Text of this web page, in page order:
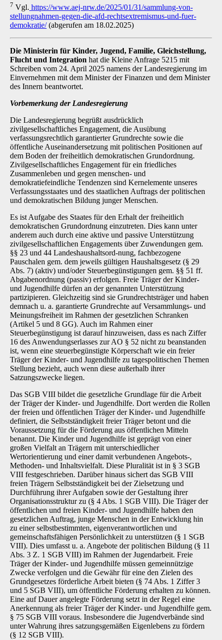
7 Vgl. https://www.aej-nrw.de/2025/01/31/sammlung-von-
stellungnahmen-gegen-die-afd-rechtsextremismus-und-fuer-
demokratie/(abgerufen am 18.02.2025)
Die Ministerin für Kinder, Jugend, Familie, Gleichstellung,
Flucht und Integration hat die Kleine Anfrage 5215 mit
Schreiben vom 24. April 2025 namens der Landesregierung im
Ein­vernehmen mit dem Minister der Finanzen und dem Minister
des Innern beantwortet.
Vorbemerkung der Landesregierung
Die Landesregierung begrüßt ausdrücklich
zivilgesellschaftliches Engagement, die Ausübung
verfassungsrechtlich garantierter Grundrechte sowie die
öffentliche Auseinandersetzung mit politischen Positionen auf
dem Boden der freiheitlich demokratischen Grundordnung.
Zivilge­sellschaftliches Engagement für ein friedliches
Zusammenleben und gegen menschen- und
demokratiefeindliche Tendenzen sind Kernelemente unseres
Verfassungsstaates und des staatlichen Auftrags der politischen
und demokratischen Bildung junger Menschen.
Es ist Aufgabe des Staates für den Erhalt der freiheitlich
demokratischen Grundordnung ein­zutreten. Dies kann unter
anderem auch durch eine aktive und passive Unterstützung
zivilge­sellschaftlichen Engagements über Zuwendungen gem.
§§ 23 und 44 Landeshaushaltsord-nung, fachbezogene
Pauschalen gem. dem jeweils gültigen Haushaltsgesetz (§ 29
Abs. 7) (aktiv) und/oder Steuerbegünstigungen gem. §§ 51 ff.
Abgabenordnung (passiv) erfolgen. Freie Träger der Kinder-
und Jugendhilfe dürfen an der genannten Unterstützung
partizipieren. Gleichzeitig sind sie Grundrechtsträger und haben
demnach u. a. garantierte Grundrechte auf Versammlungs- und
Meinungsfreiheit im Rahmen der gesetzlichen Schranken
(Artikel 5 und 8 GG). Auch im Rahmen einer
Steuerbegünstigung ist darauf hinzuweisen, dass es nach Ziffer
16 des Anwendungserlasses zur AO § 52 nicht zu beanstanden
ist, wenn eine steuerbegüns­tigte Körperschaft wie ein freier
Träger der Kinder- und Jugendhilfe zu tagespolitischen The­men
Stellung bezieht, auch wenn diese außerhalb ihrer
Satzungszwecke liegen.
Das SGB VIII bildet die gesetzliche Grundlage für die Arbeit
der Träger der Kinder- und Ju­gendhilfe. Dort werden die Rollen
der freien und öffentlichen Träger der Kinder- und Jugend­hilfe
definiert, die Selbstständigkeit freier Träger betont und die
Voraussetzung für die Förde­rung aus öffentlichen Mitteln
benannt. Die Kinder und Jugendhilfe ist geprägt von einer
großen Vielfalt an Trägern mit unterschiedlicher
Wertorientierung und einer damit verbundenen Ange­bots-,
Methoden- und Inhaltsvielfalt. Diese Pluralität ist in § 3 SGB
VIII festgeschrieben. Dar­über hinaus sichert das SGB VIII
freien Trägern Selbstständigkeit bei der Zielsetzung und
Durchführung ihrer Aufgaben sowie der Gestaltung ihrer
Organisationsstruktur zu (§ 4 Abs. 1 SGB VIII). Die Träger der
öffentlichen und freien Kinder- und Jugendhilfe haben den
gesetzli­chen Auftrag, junge Menschen in der Entwicklung hin
zu einer selbstbestimmten, eigenverant­wortlichen und
gemeinschaftsfähigen Persönlichkeit zu unterstützen (§ 1 SGB
VIII). Dies um­fasst u. a. Angebote der politischen Bildung (§ 11
Abs. 3 Z. 1 SGB VIII) im Rahmen der Ju­gendarbeit. Freie
Träger der Kinder- und Jugendhilfe müssen gemeinnützige
Zwecke verfolgen und die Gewähr für eine den Zielen des
Grundgesetzes förderliche Arbeit bieten (§ 74 Abs. 1 Ziffer 3
und 5 SGB VIII), um öffentliche Förderung erhalten zu können.
Eine auf Dauer ange­legte Förderung setzt in der Regel eine
Anerkennung als freier Träger der Kinder- und Jugend­hilfe gem.
§ 75 SGB VIII voraus. Insbesondere die Jugendverbände sind
unter Wahrung ihres satzungsgemäßen Eigenlebens zu fördern
(§ 12 SGB VIII).